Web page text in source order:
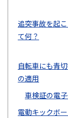
追突事故を起
て何？
自転車にも青
の適用
車検証の電
電動キックボ